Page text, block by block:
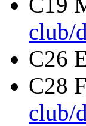
club/
C26
C28
club/